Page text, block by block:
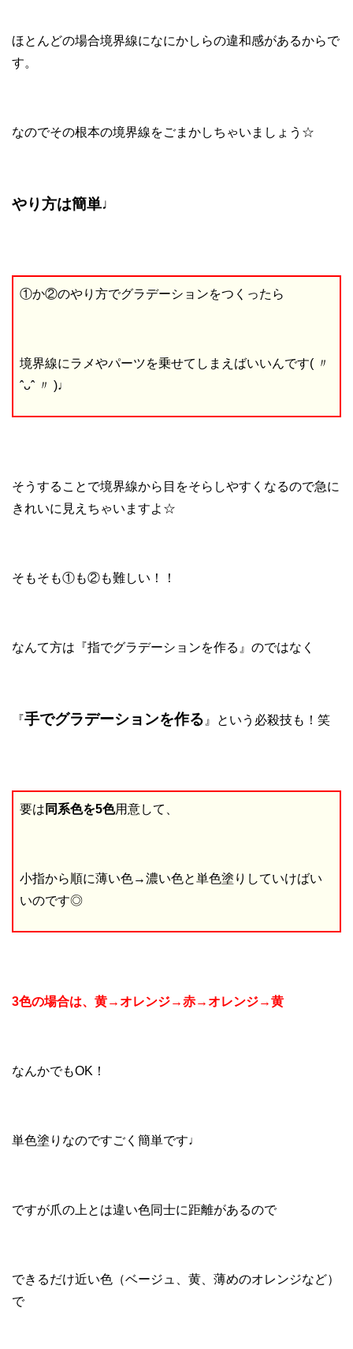
ほとんどの場合境界線になにかしらの違和感があるからで
す。
なのでその根本の境界線をごまかしちゃいましょう☆
やり方は簡単♩
①か②のやり方でグラデーションをつくったら
境界線にラメやパーツを乗せてしまえばいいんです( 〃
ˆᴗˆ 〃 )♩
そうすることで境界線から目をそらしやすくなるので急に
きれいに見えちゃいますよ☆
そもそも①も②も難しい！！
なんて方は『指でグラデーションを作る』のではなく
『手でグラデーションを作る 』という必殺技も！笑
要は 同系色を5色用意して、
小指から順に薄い色→濃い色と単色塗りしていけばい
いのです◎
3色の場合は、黄→オレンジ→赤→オレンジ→黄
なんかでもOK！
単色塗りなのですごく簡単です♩
ですが爪の上とは違い色同士に距離があるので
できるだけ近い色（ベージュ、黄、薄めのオレンジなど）
で